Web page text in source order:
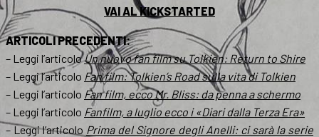
VAI AL KICKSTARTED
ARTICOLI PRECEDENTI:
– Leggi l’articoloUn nuovo fan film su Tolkien: Return to Shire
– Leggi l’articolo Fan film:Tolkien’s Roadsulla vita di Tolkien
– Leggi l’articolo Fan film, eccoMr. Bliss: da penna a schermo
– Leggi l’articolo Fanfilm, a luglio ecco i «Diari dalla Terza Era»
– Leggi l’articolo Prima del Signore degli Anelli: ci sarà la serie